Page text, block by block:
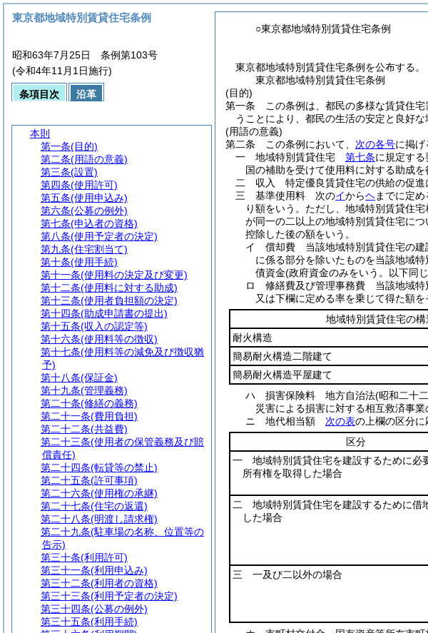
○東京都地域特別賃貸住宅条例
東京都地域特別賃貸住宅条例を公布する。
東京都地域特別賃貸住宅条例
(目的)
第一条
この条例は、都民の多様な賃貸住
うことにより、都民の生活の安定と良好
(用語の意義)
第二条
この条例において、 次の各号に掲
一
地域特別賃貸住宅 第七条に規定す
国の補助を受けて使用料に対する助成を
二
収入 特定優良賃貸住宅の供給の促進
三
基準使用料 次のイからヘまでに定
り額をいう。 ただし、地域特別賃貸住
が同一の二以上の地域特別賃貸住宅に
控除した後の額をいう。
イ
償却費 当該地域特別賃貸住宅の建
に係る部分を除いたものを当該地域
債資金(政府資金のみをいう。以下同
ロ
修繕費及び管理事務費 当該地域特
又は下欄に定める率を乗じて得た額を
地域特別賃貸住宅の構
耐火構造
簡易耐火構造二階建て
簡易耐火構造平屋建て
ハ
損害保険料 地方自治法(昭和二十
災害による損害に対する相互救済事
ニ
地代相当額 次の表の上欄の区分
区分
一 地域特別賃貸住宅を建設するために必
所有権を取得した場合
二 地域特別賃貸住宅を建設するために借
した場合
三 一及び二以外の場合
東京都地域特別賃貸住宅条例
昭和63年7月25日 条例第103号
(令和4年11月1日施行)
条項目次 沿革
本則
第一条(目的)
第二条(用語の意義)
第三条(設置)
第四条(使用許可)
第五条(使用申込み)
第六条(公募の例外)
第七条(申込者の資格)
第八条(使用予定者の決定)
第九条(住宅割当て)
第十条(使用手続)
第十一条(使用料の決定及び変更)
第十二条(使用料に対する助成)
第十三条(使用者負担額の決定)
第十四条(助成申請書の提出)
第十五条(収入の認定等)
第十六条(使用料等の徴収)
第十七条(使用料等の減免及び徴収猶
予)
第十八条(保証金)
第十九条(管理義務)
第二十条(修繕の義務)
第二十一条(費用負担)
第二十二条(共益費)
第二十三条(使用者の保管義務及び賠
償責任)
第二十四条(転貸等の禁止)
第二十五条(許可事項)
第二十六条(使用権の承継)
第二十七条(住宅の返還)
第二十八条(明渡し請求権)
第二十九条(駐車場の名称、位置等の
告示)
第三十条(利用許可)
第三十一条(利用申込み)
第三十二条(利用者の資格)
第三十三条(利用予定者の決定)
第三十四条(公募の例外)
第三十五条(利用手続)